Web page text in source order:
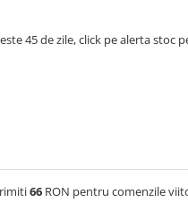
45 de zile, click pe alerta stoc
66 RON pentru comenzile